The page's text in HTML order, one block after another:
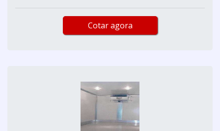
Cotar agora